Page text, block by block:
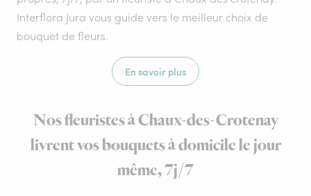
Interflora Jura vous guide vers le meilleur choix de
bouquet de fleurs.
En savoir plus
Nos fleuristes à Chaux-des-Crotenay
livrent vos bouquets à domicile le jour
même, 7j/7